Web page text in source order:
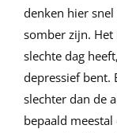
denken hier
somber zijn. Het
slechte dag
depressief bent.
slechter dan de
bepaald